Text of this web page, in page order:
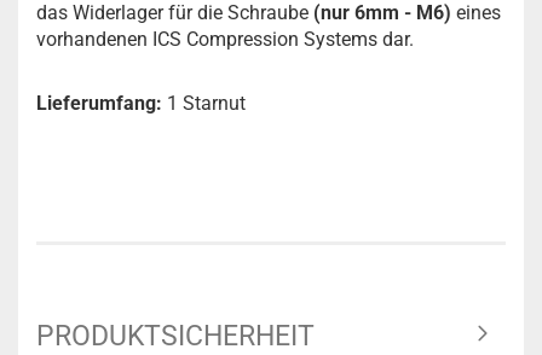
das Widerlager für die Schraube (nur 6mm - M6) eines
vorhandenen ICS Compression Systems dar.
Lieferumfang: 1 Starnut
PRODUKTSICHERHEIT